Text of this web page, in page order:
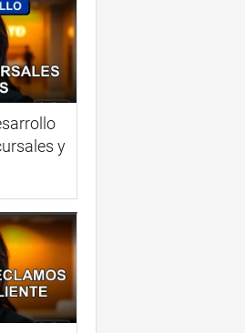
y